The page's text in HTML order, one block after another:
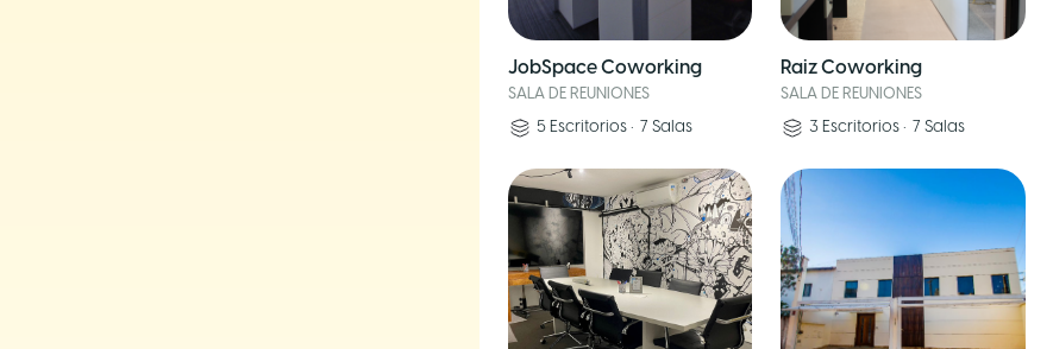
JobSpace Coworking
SALA DE REUNIONES
5 Escritorios • 7 Salas
Raiz Coworking
SALA DE REUNIONES
3 Escritorios • 7 Salas